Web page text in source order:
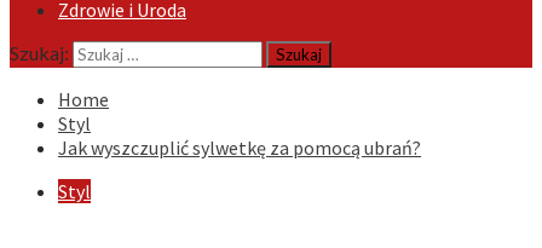
Zdrowie i Uroda
Szukaj:
Home
Styl
Jak wyszczuplić sylwetkę za pomocą ubrań?
Styl